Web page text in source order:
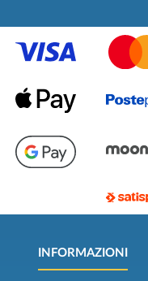
INFORMAZIONI